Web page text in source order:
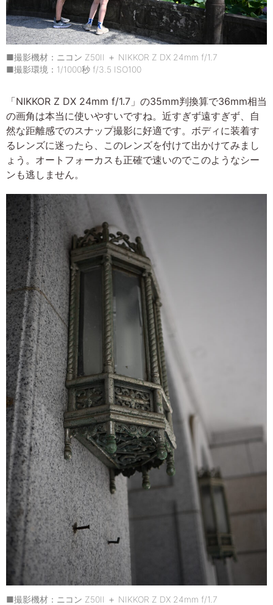
■撮影機材：ニコン Z50II ＋ NIKKOR Z DX 24mm f/1.7
■撮影環境：1/1000秒 f/3.5 ISO100
「NIKKOR Z DX 24mm f/1.7」の35mm判換算で36mm相当
の画角は本当に使いやすいですね。近すぎず遠すぎず、自
然な距離感でのスナップ撮影に好適です。ボディに装着す
るレンズに迷ったら、このレンズを付けて出かけてみまし
ょう。オートフォーカスも正確で速いのでこのようなシー
ンも逃しません。
■撮影機材：ニコン Z50II ＋ NIKKOR Z DX 24mm f/1.7